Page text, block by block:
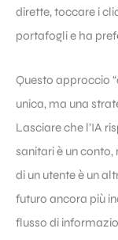
dirette, toccare i
portafogli e ha
Questo approccio
unica, ma una
Lasciare che l’IA
sanitari è un
di un utente è un
futuro ancora più
flusso di